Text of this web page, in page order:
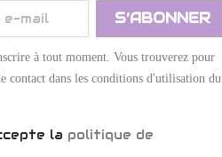
à tout moment. Vous trouverez pour
contact dans les conditions d'utilisation du
la politique de